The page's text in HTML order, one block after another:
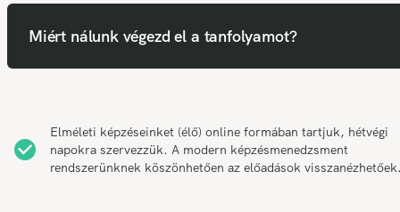
Miért nálunk végezd el a tanfolyamot?
Elméleti képzéseinket (élő) online formában tartjuk, hétvégi
napokra szervezzük. A modern képzésmenedzsment
rendszerünknek köszönhetően az előadások